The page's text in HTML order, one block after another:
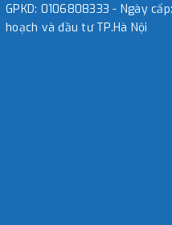
GPKD: 0106808333 - Ngày
hoạch và đầu tư TP.Hà Nội